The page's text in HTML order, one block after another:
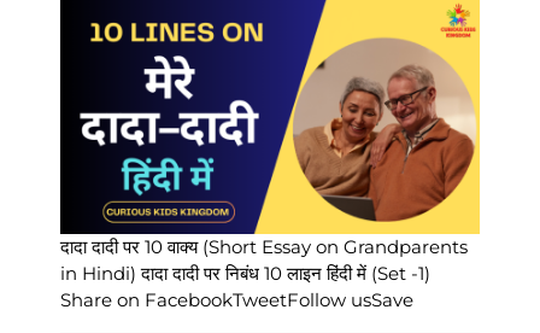
दादा दादी पर 10 वाक्य (Short Essay on Grandparents
in Hindi) दादा दादी पर निबंध 10 लाइन हिंदी में (Set -1)
Share on FacebookTweetFollow usSave